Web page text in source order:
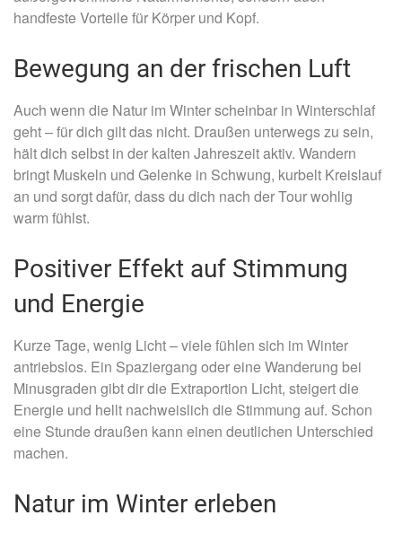
handfeste Vorteile für Körper und Kopf.
Bewegung an der frischen Luft
Auch wenn die Natur im Winter scheinbar in Winterschlaf
geht – für dich gilt das nicht. Draußen unterwegs zu sein,
hält dich selbst in der kalten Jahreszeit aktiv. Wandern
bringt Muskeln und Gelenke in Schwung, kurbelt Kreislauf
an und sorgt dafür, dass du dich nach der Tour wohlig
warm fühlst.
Positiver Effekt auf Stimmung
und Energie
Kurze Tage, wenig Licht – viele fühlen sich im Winter
antriebslos. Ein Spaziergang oder eine Wanderung bei
Minusgraden gibt dir die Extraportion Licht, steigert die
Energie und hellt nachweislich die Stimmung auf. Schon
eine Stunde draußen kann einen deutlichen Unterschied
machen.
Natur im Winter erleben